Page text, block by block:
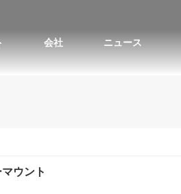
会社 ニュース
ウント